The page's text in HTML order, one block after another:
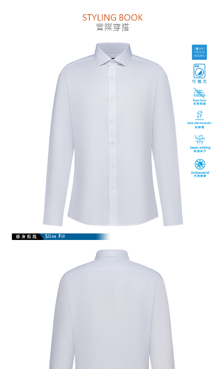
【「AFTEE先享後付」結帳流程】
結帳頁面，進行簡訊認證並確認金額後，即可完成結帳。
２．訂單成立數日內，您將收到繳費通知簡訊。
３．收到繳費通知簡訊後14天內，點擊此簡訊中的連結，可透過四大超商／
ATM／網路銀行／等多元方式進行付款，方視為交易完成。
※ 請注意：結帳手續完成當下不需立刻繳費，但若您需要取消訂單，請聯絡
購買商品的店家。未經商家同意取消之訂單仍視為有效，需透過AFTEE先享
後付繳納相關費用。
※ 交易是否成功請以「AFTEE先享後付 」之結帳頁面顯示為準，若有關於
是否繳費成功／繳費後需取消欲退款等相關疑問，請聯繫「AFTEE先享後付
客戶支援中心」
１．透過由恩沛科技股份有限公司提供之「AFTEE先享後付」服務完成之交
易，需依本服務之必要範圍內提供個人資料，並將交易相關給付款項請求債
權轉讓予恩沛科技股份有限公司。
２．關於個人資料處理事宜，請瀏覽以下網址：
https://aftee.tw/terms/#terms3
３．未成年的使用者請事先徵得法定代理人或監護人之同意方可使用
「AFTEE先享後付」，若未經同意申辦者引起之損失，本公司不負相關責
４．使用「AFTEE先享後付」時，將依據個別帳號之用戶狀況，依本公司即
時審查核予不同之上限額度；若仍有額度不足之情形，本公司將視審查結果
５．嚴禁一人註冊多個帳號或使用他人資訊註冊。若發現惡意使用之情形，
恩沛科技股份有限公司將有權停止該用戶之使用額度並採取法律行動。
每筆NT$80，滿NT$1,500(含以上)免運費
每筆NT$80，滿NT$1,500(含以上)免運費
每筆NT$80，滿NT$1,500(含以上)免運費
每筆NT$120，滿NT$1,500(含以上)免運費